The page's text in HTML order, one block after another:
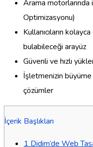
Arama motorlarında
Optimizasyonu)
Kullanıcıların
bulabileceği arayüz
Güvenli ve hızlı
İşletmenizin
çözümler
İçerik Başlıkları
1 Didim’de Web